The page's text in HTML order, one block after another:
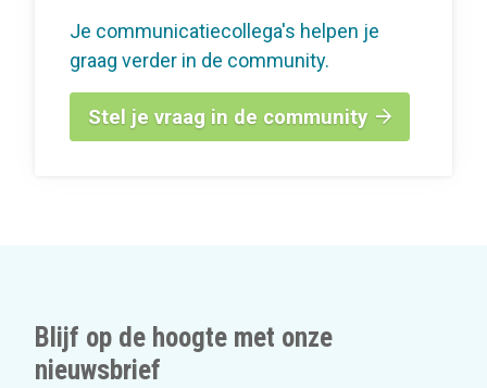
Je communicatiecollega's helpen je
graag verder in de community.
Stel je vraag in de community
Blijf op de hoogte met onze
nieuwsbrief